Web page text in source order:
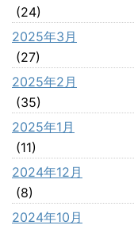
(24)
2025年3月
(27)
2025年2月
(35)
2025年1月
(11)
2024年12月
(8)
2024年10月